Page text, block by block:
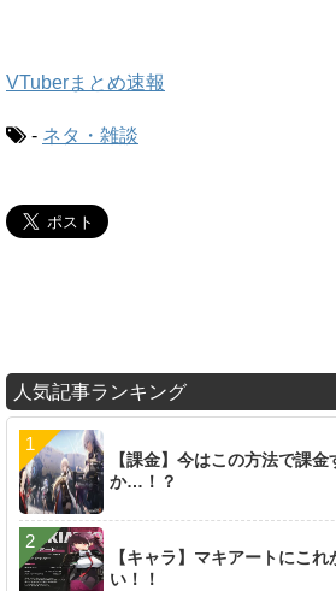
VTuberまとめ速報
- ネタ・雑談
人気記事ランキング
【課金】今はこの方法で課
か…！？
【キャラ】マキアートにこ
い！！